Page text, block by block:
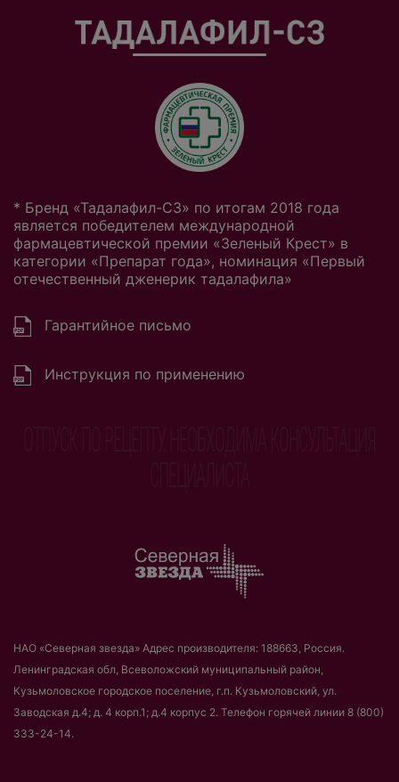
* Бренд «Тадалафил-СЗ» по итогам 2018 года
является победителем международной
фармацевтической премии «Зеленый Крест» в
категории «Препарат года», номинация «Первый
отечественный дженерик тадалафила»
Гарантийное письмо
Инструкция по применению
НАО «Северная звезда» Адрес производителя: 188663, Россия.
Ленинградская обл, Всеволожский муниципальный район,
Кузьмоловское городское поселение, г.п. Кузьмоловский, ул.
Заводская д.4; д. 4 корп.1; д.4 корпус 2. Телефон горячей линии 8 (800)
333-24-14.